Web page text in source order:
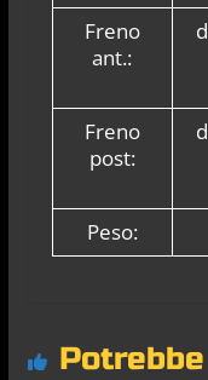
Freno
ant.:
Freno
post:
Peso: